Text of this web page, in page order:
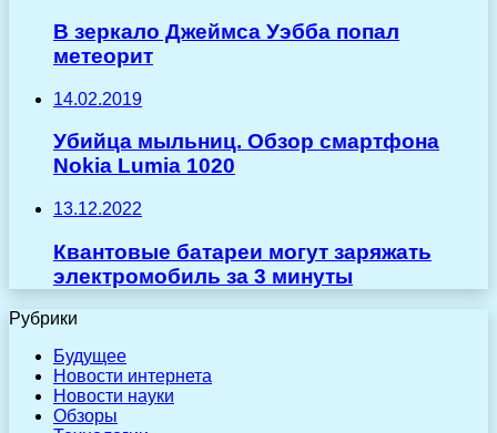
В зеркало Джеймса Уэбба попал
метеорит
14.02.2019
Убийца мыльниц. Обзор смартфона
Nokia Lumia 1020
13.12.2022
Квантовые батареи могут заряжать
электромобиль за 3 минуты
Рубрики
Будущее
Новости интернета
Новости науки
Обзоры